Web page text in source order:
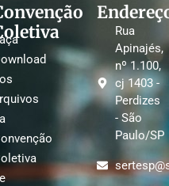
Rua
Apinajés,
nº 1.100,
cj 1403 -
Perdizes
- São
Paulo/SP